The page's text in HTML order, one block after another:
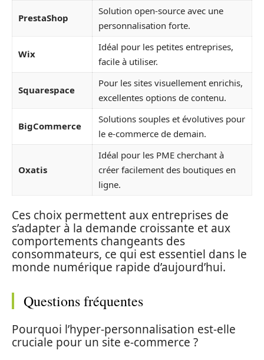
PrestaShop
Solution open-source avec une
personnalisation forte.
Wix
Idéal pour les petites entreprises,
facile à utiliser.
Squarespace
Pour les sites visuellement enrichis,
excellentes options de contenu.
BigCommerce
Solutions souples et évolutives pour
le e-commerce de demain.
Oxatis
Idéal pour les PME cherchant à
créer facilement des boutiques en
ligne.
Ces choix permettent aux entreprises de
s’adapter à la demande croissante et aux
comportements changeants des
consommateurs, ce qui est essentiel dans le
monde numérique rapide d’aujourd’hui.
Questions fréquentes
Pourquoi l’hyper-personnalisation est-elle
cruciale pour un site e-commerce ?